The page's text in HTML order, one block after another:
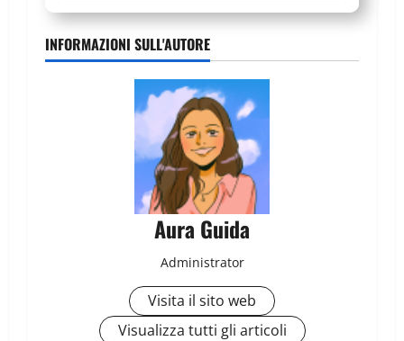
INFORMAZIONI SULL'AUTORE
Aura Guida
Administrator
Visita il sito web
Visualizza tutti gli articoli